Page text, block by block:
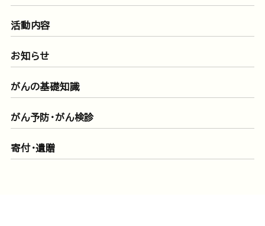
活動内容
お知らせ
がんの基礎知識
がん予防・がん検診
寄付・遺贈